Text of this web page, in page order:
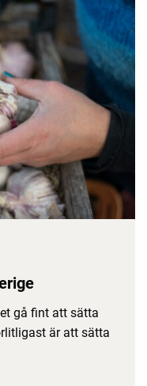
gå fint att sätta
är att sätta